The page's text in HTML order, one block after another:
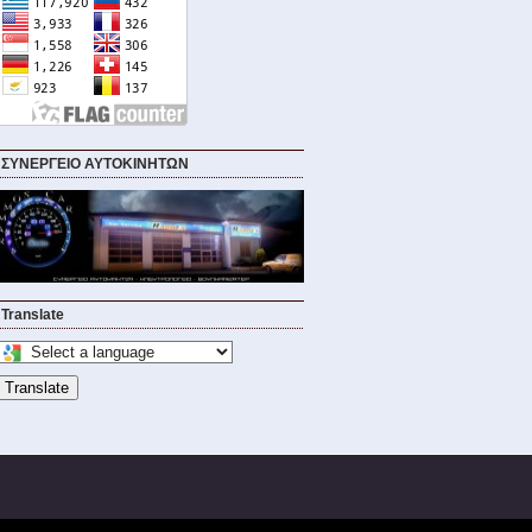
ΣΥΝΕΡΓΕΙΟ ΑΥΤΟΚΙΝΗΤΩΝ
Translate
Select
language
Translate